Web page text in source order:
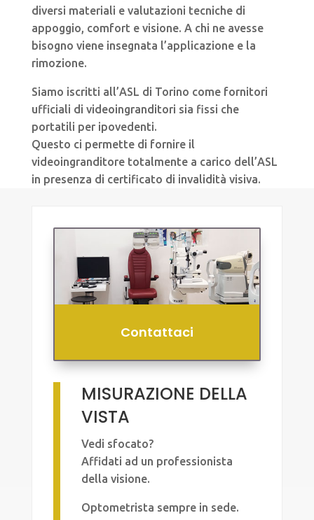
diversi materiali e valutazioni tecniche di
appoggio, comfort e visione. A chi ne avesse
bisogno viene insegnata l’applicazione e la
rimozione.
Siamo iscritti all’ASL di Torino come fornitori
ufficiali di videoingranditori sia fissi che
portatili per ipovedenti.
Questo ci permette di fornire il
videoingranditore totalmente a carico dell’ASL
in presenza di certificato di invalidità visiva.
Contattaci
MISURAZIONE DELLA
VISTA
Vedi sfocato?
Affidati ad un professionista
della visione.
Optometrista sempre in sede.